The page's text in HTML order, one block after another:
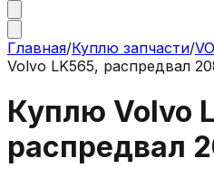
Главная/Куплю запчасти/
Volvo LK565, распредвал
Куплю Volvo
распредвал